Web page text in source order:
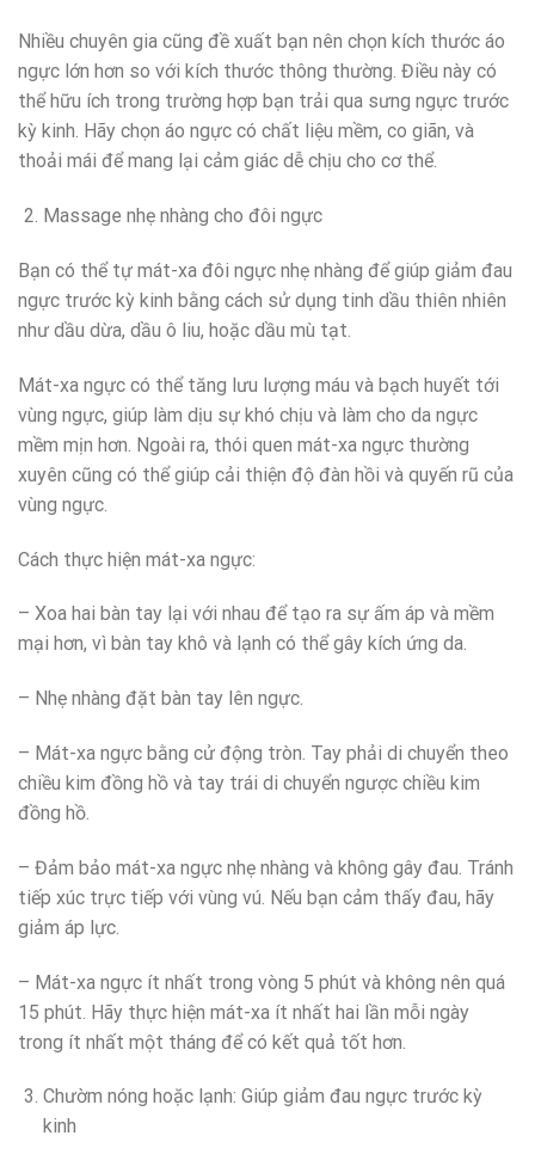
Nhiều chuyên gia cũng đề xuất bạn nên chọn kích thước áo
ngực lớn hơn so với kích thước thông thường. Điều này có
thể hữu ích trong trường hợp bạn trải qua sưng ngực trước
kỳ kinh. Hãy chọn áo ngực có chất liệu mềm, co giãn, và
thoải mái để mang lại cảm giác dễ chịu cho cơ thể.
Massage nhẹ nhàng cho đôi ngực
Bạn có thể tự mát-xa đôi ngực nhẹ nhàng để giúp giảm đau
ngực trước kỳ kinh bằng cách sử dụng tinh dầu thiên nhiên
như dầu dừa, dầu ô liu, hoặc dầu mù tạt.
Mát-xa ngực có thể tăng lưu lượng máu và bạch huyết tới
vùng ngực, giúp làm dịu sự khó chịu và làm cho da ngực
mềm mịn hơn. Ngoài ra, thói quen mát-xa ngực thường
xuyên cũng có thể giúp cải thiện độ đàn hồi và quyến rũ của
vùng ngực.
Cách thực hiện mát-xa ngực:
– Xoa hai bàn tay lại với nhau để tạo ra sự ấm áp và mềm
mại hơn, vì bàn tay khô và lạnh có thể gây kích ứng da.
– Nhẹ nhàng đặt bàn tay lên ngực.
– Mát-xa ngực bằng cử động tròn. Tay phải di chuyển theo
chiều kim đồng hồ và tay trái di chuyển ngược chiều kim
đồng hồ.
– Đảm bảo mát-xa ngực nhẹ nhàng và không gây đau. Tránh
tiếp xúc trực tiếp với vùng vú. Nếu bạn cảm thấy đau, hãy
giảm áp lực.
– Mát-xa ngực ít nhất trong vòng 5 phút và không nên quá
15 phút. Hãy thực hiện mát-xa ít nhất hai lần mỗi ngày
trong ít nhất một tháng để có kết quả tốt hơn.
Chườm nóng hoặc lạnh: Giúp giảm đau ngực trước kỳ
kinh